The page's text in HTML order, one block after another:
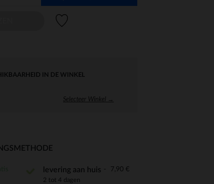
IN DE WINKEL
Selecteer Winkel →
levering aan huis 7,90 €
2 tot 4 dagen